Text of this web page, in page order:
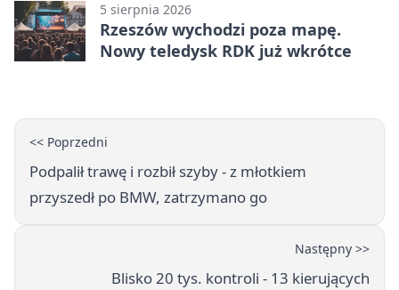
5 sierpnia 2026
Rzeszów wychodzi poza mapę.
Nowy teledysk RDK już wkrótce
<< Poprzedni
Podpalił trawę i rozbił szyby - z młotkiem
przyszedł po BMW, zatrzymano go
Następny >>
Blisko 20 tys. kontroli - 13 kierujących